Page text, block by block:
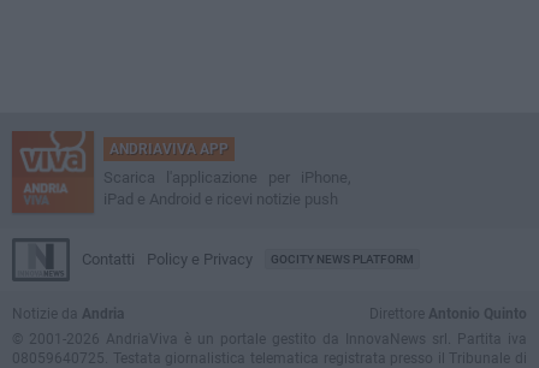
ANDRIAVIVA APP
Scarica l'applicazione per iPhone,
iPad e Android e ricevi notizie push
Contatti Policy e Privacy GOCITY NEWS PLATFORM
Notizie da Andria Direttore Antonio Quinto
© 2001-2026 AndriaViva è un portale gestito da InnovaNews srl. Partita iva
08059640725. Testata giornalistica telematica registrata presso il Tribunale di